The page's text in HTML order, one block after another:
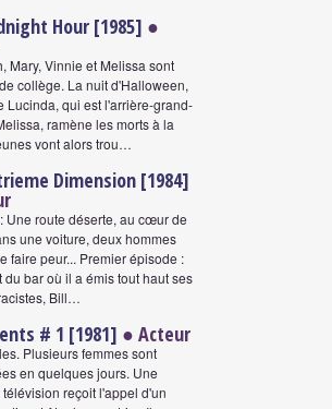
Hour [1985] ●
Mary, Vinnie et Melissa sont
collège. La nuit d'Halloween,
Lucinda, qui est l'arrière-grand-
ramène les morts à la
vont alors trou…
Dimension [1984]
Une route déserte, au cœur de
une voiture, deux hommes
faire peur... Premier épisode :
du bar où il a émis tout haut ses
Bill…
# 1 [1981] ● Acteur
Plusieurs femmes sont
en quelques jours. Une
reçoit l'appel d'un